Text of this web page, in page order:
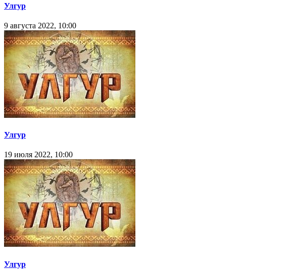
Улгур
9 августа 2022, 10:00
Улгур
19 июля 2022, 10:00
Улгур